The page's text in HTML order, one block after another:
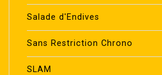
Salade d'Endives
Sans Restriction Chrono
SLAM